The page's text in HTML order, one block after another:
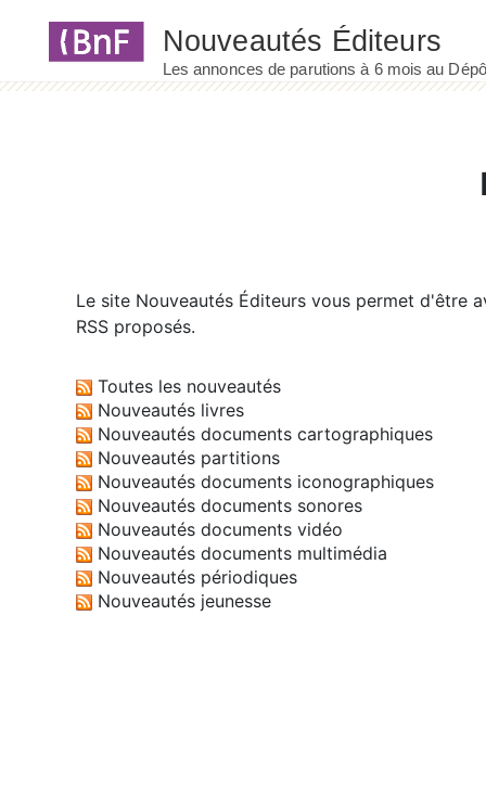
Le site Nouveautés Éditeurs vous permet d'être
RSS proposés.
Toutes les nouveautés
Nouveautés livres
Nouveautés documents cartographiques
Nouveautés partitions
Nouveautés documents iconographiques
Nouveautés documents sonores
Nouveautés documents vidéo
Nouveautés documents multimédia
Nouveautés périodiques
Nouveautés jeunesse